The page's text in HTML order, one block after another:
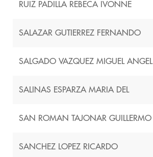
RUIZ PADILLA REBECA IVONNE
SALAZAR GUTIERREZ FERNANDO
SALGADO VAZQUEZ MIGUEL ANGEL
SALINAS ESPARZA MARIA DEL
SAN ROMAN TAJONAR GUILLERMO
SANCHEZ LOPEZ RICARDO